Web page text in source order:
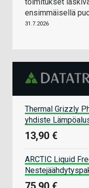
ensimmäisellä
31.7.2026
Thermal Grizzly
yhdiste
13,90 €
ARCTIC Liquid